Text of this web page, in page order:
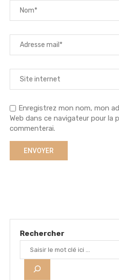
Enregistrez mon nom, mon
Web dans ce navigateur pour la
commenterai.
Rechercher